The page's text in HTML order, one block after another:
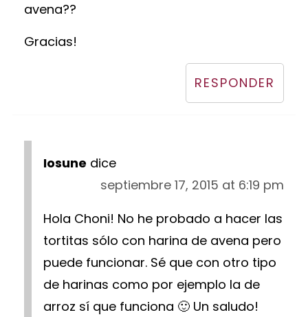
avena??
Gracias!
RESPONDER
Iosune dice
septiembre 17, 2015 at 6:19 pm
Hola Choni! No he probado a hacer las
tortitas sólo con harina de avena pero
puede funcionar. Sé que con otro tipo
de harinas como por ejemplo la de
arroz sí que funciona 🙂 Un saludo!